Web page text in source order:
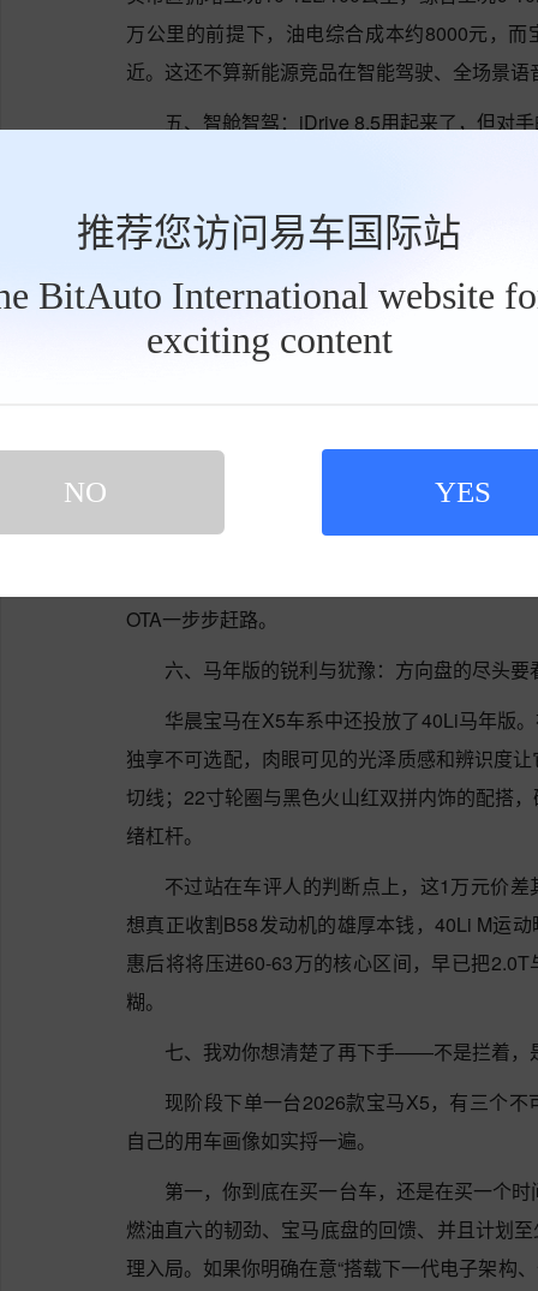
推荐您访问易车国际站
BitAuto International website
exciting content
NO YES
万公里的前提下，油电综合成本约8000元，
近。这还不算新能源竞品在智能驾驶、全场景
五、智舱智驾：iDrive 8.5用起来了，但对
5芯片，操作流畅度和语音识别覆盖面确实比
的细节能看出宝马中国团队的用心。
但如果把同价位问界M9增程版和理想L9
蒙座舱的全场景语音与华为ADS高阶智驾，很
道”功能，配合L2级车道保持与全速域自适应
了德系一贯的审慎靠谱。它的优势在于调校成
OTA一步步赶路。
六、马年版的锐利与犹豫：方向盘的尽头
华晨宝马在X5车系中还投放了40Li马年版
独享不可选配，肉眼可见的光泽质感和辨识度
切线；22寸轮圈与黑色火山红双拼内饰的配搭
绪杠杆。
不过站在车评人的判断点上，这1万元价
想真正收割B58发动机的雄厚本钱，40Li M运
惠后将将压进60-63万的核心区间，早已把
糊。
七、我劝你想清楚了再下手——不是拦着，
现阶段下单一台2026款宝马X5，有三个
自己的用车画像如实捋一遍。
第一，你到底在买一台车，还是在买一个
燃油直六的韧劲、宝马底盘的回馈、并且计划
理入局。如果你明确在意“搭载下一代电子架构